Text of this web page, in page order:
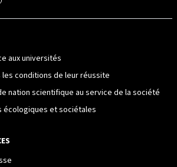
aux universités
les conditions de leur réussite
nation scientifique au service de la société
écologiques et sociétales